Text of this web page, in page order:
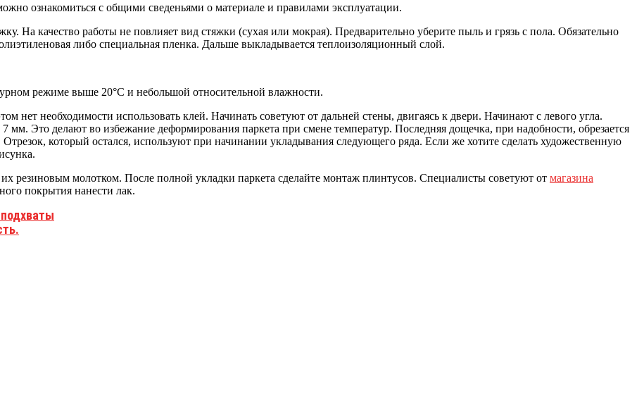
ознакомиться с общими сведеньями о материале и правилами эксплуатации.
На качество работы не повлияет вид стяжки (сухая или мокрая). Предварительно уберите пыль и грязь с пола. Обязательно
либо специальная пленка. Дальше выкладывается теплоизоляционный слой.
режиме выше 20°C и небольшой относительной влажности.
нет необходимости использовать клей. Начинать советуют от дальней стены, двигаясь к двери. Начинают с левого угла.
мм. Это делают во избежание деформирования паркета при смене температур. Последняя дощечка, при надобности, обрезается
который остался, используют при начинании укладывания следующего ряда. Если же хотите сделать художественную
резиновым молотком. После полной укладки паркета сделайте монтаж плинтусов. Специалисты советуют от магазина
покрытия нанести лак.